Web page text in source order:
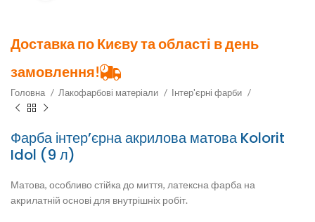
Доставка по Києву та області в день
замовлення!
Головна Лакофарбові матеріали Інтер'єрні фарби
Фарба інтер’єрна акрилова матова Kolorit
Idol (9 л)
Матова, особливо стійка до миття, латексна фарба на
акрилатній основі для внутрішніх робіт.